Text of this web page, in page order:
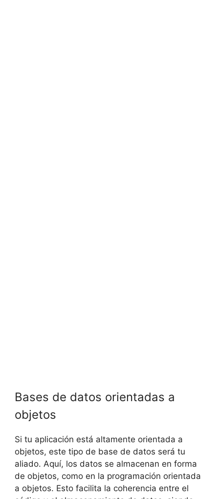
Bases de datos orientadas a
objetos
Si tu aplicación está altamente orientada a
objetos, este tipo de base de datos será tu
aliado. Aquí, los datos se almacenan en forma
de objetos, como en la programación orientada
a objetos. Esto facilita la coherencia entre el